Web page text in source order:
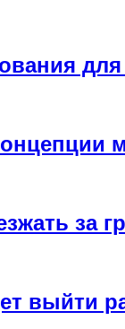
за
выйти